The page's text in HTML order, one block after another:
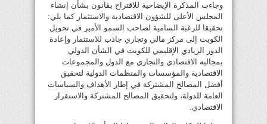
وجاءت المذكرة الإيضاحية للاقتراح بقانون بشأن إنشاء
المجلس الأعلى للشؤون الاقتصادية والاستثمار كما يلي:
تحقيقا للرغبة السامية لصاحب السمو الأمير في تحويل
الكويت إلى مركز مالي وتجاري جاذب للاستثمار وإعادة
الدور الريادي الإقليمي للكويت في الشأن الدولي
بمجاليه الاقتصادي والتجاري مع الدول والمجموعات
الاقتصادية والمؤسسات والمنظمات الدولية لتحقيق
أفضل المصالح المشتركة في إطار الأهداف والسياسات
العامة للدولة، ولتحقيق المصالح المشتركة والاستقرار
الاقتصادي.